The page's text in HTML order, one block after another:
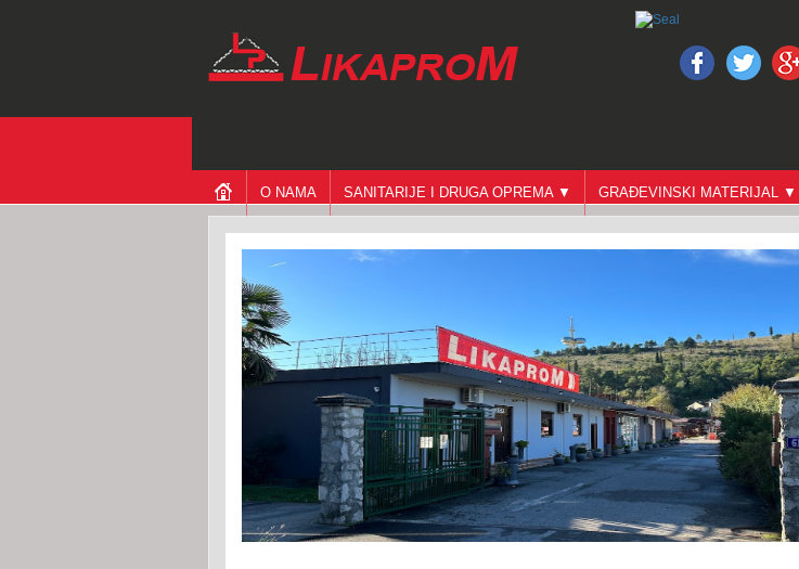
O NAMA SANITARIJE I DRUGA OPREMA ▼ GRAĐEVINSKI MATERIJAL ▼